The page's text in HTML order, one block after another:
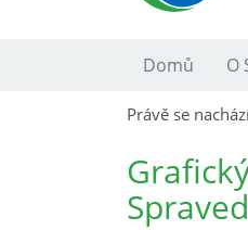
Domů O
Právě se